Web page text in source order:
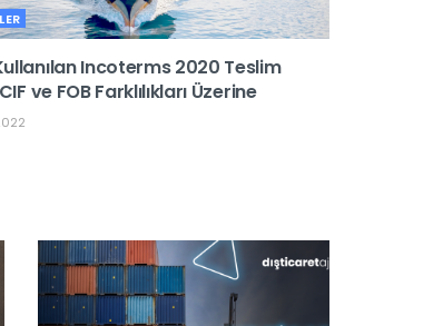
Incoterms 2020 Teslim
ve FOB Farklılıkları Üzerine